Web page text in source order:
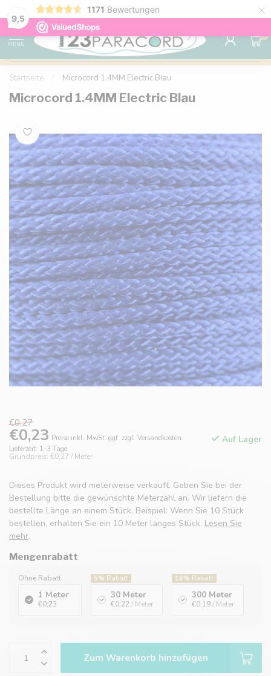
9,5
1171 Bewertungen ×
Kostenlose Lieferung nach Hause ab 150 €
MENU
0
Startseite Microcord 1.4MM Electric Blau
Microcord 1.4MM Electric Blau
€0,27
€0,23 Preise inkl. MwSt. ggf. zzgl. Versandkosten.
Lieferzeit: 1-3 Tage
Grundpreis: €0,27 / Meter
Auf Lager
Dieses Produkt wird meterweise verkauft. Geben Sie bei der
Bestellung bitte die gewünschte Meterzahl an. Wir liefern die
bestellte Länge an einem Stück. Beispiel: Wenn Sie 10 Stück
bestellen, erhalten Sie ein 10 Meter langes Stück. Lesen Sie
mehr.
Mengenrabatt
Ohne Rabatt
1 Meter
€0,23
5% Rabatt
30 Meter
€0,22 / Meter
16% Rabatt
300 Meter
€0,19/ Meter
Zum Warenkorb hinzufügen